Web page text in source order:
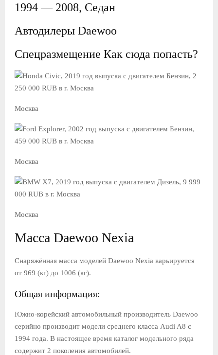
1994 — 2008, Седан
Автодилеры Daewoo
Спецразмещение Как сюда попасть?
Москва
Москва
Москва
Масса Daewoo Nexia
Снаряжённая масса моделей Daewoo Nexia варьируется
от 969 (кг) до 1006 (кг).
Общая информация:
Южно-корейский автомобильный производитель Daewoo
серийно производит модели среднего класса Audi A8 с
1994 года. В настоящее время каталог модельного ряда
содержит 2 поколения автомобилей.